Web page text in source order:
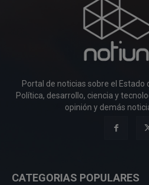
Portal de noticias sobre el Estado
Política, desarrollo, ciencia y
opinión y demás
CATEGORIAS POPULARES